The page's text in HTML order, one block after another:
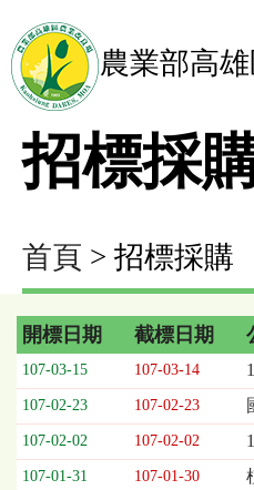
農業部高
招標採
首頁 > 招標採購
招
標
採
購
列
表，
開標日期 截標日期
107-03-15 107-03-14
107-02-23 107-02-23
107-02-02 107-02-02
107-01-31 107-01-30